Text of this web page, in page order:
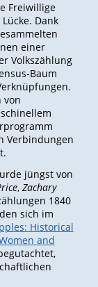
Freiwillige
Dank
einer
Volkszählung
Baum
von
Verbindungen
jüngst von
, Zachary
1840
sich im
Historical
and